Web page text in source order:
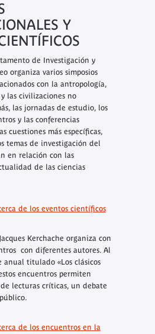
Y
de Investigación y
organiza varios simposios
con la antropología,
las civilizaciones no
las jornadas de estudio, los
y las conferencias
cuestiones más específicas,
temas de investigación del
en relación con las
de las ciencias
de los eventos científicos
Kerchache organiza con
con diferentes autores. Al
anual titulado «Los clásicos
encuentros permiten
lecturas críticas, un debate
de los encuentros en la